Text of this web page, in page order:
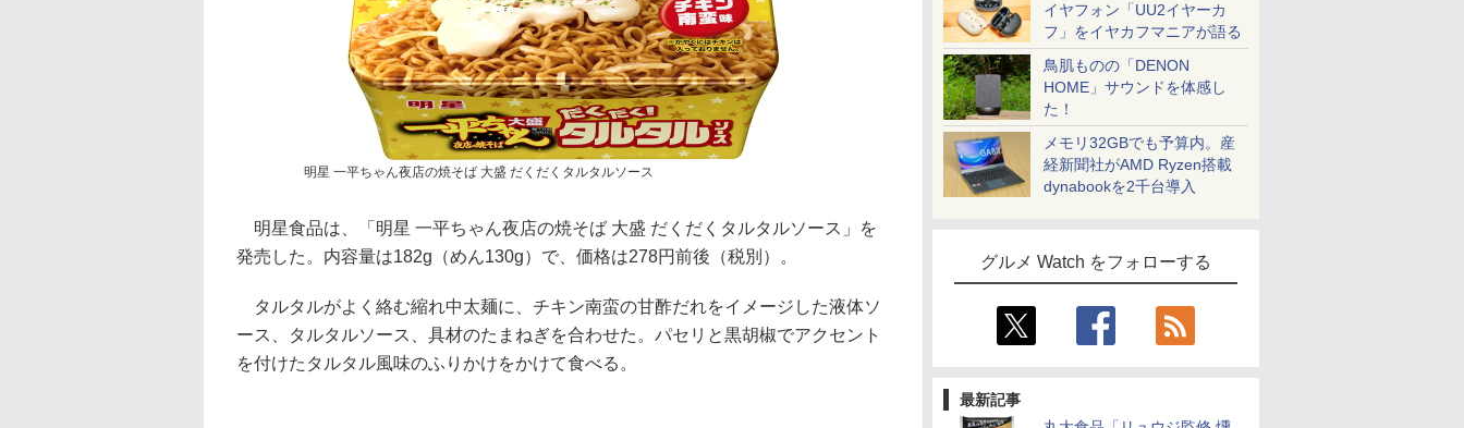
イヤフォン「UU2イヤーカ
フ」をイヤカフマニアが語る
鳥肌ものの「DENON
HOME」サウンドを体感し
た！
メモリ32GBでも予算内。産
経新聞社がAMD Ryzen搭載
dynabookを2千台導入
グルメ Watch をフォローする
最新記事
明星 一平ちゃん夜店の焼そば 大盛 だくだくタルタルソース
明星食品は、「明星 一平ちゃん夜店の焼そば 大盛 だくだくタルタルソース」を
発売した。内容量は182g（めん130g）で、価格は278円前後（税別）。
タルタルがよく絡む縮れ中太麺に、チキン南蛮の甘酢だれをイメージした液体ソ
ース、タルタルソース、具材のたまねぎを合わせた。パセリと黒胡椒でアクセント
を付けたタルタル風味のふりかけをかけて食べる。